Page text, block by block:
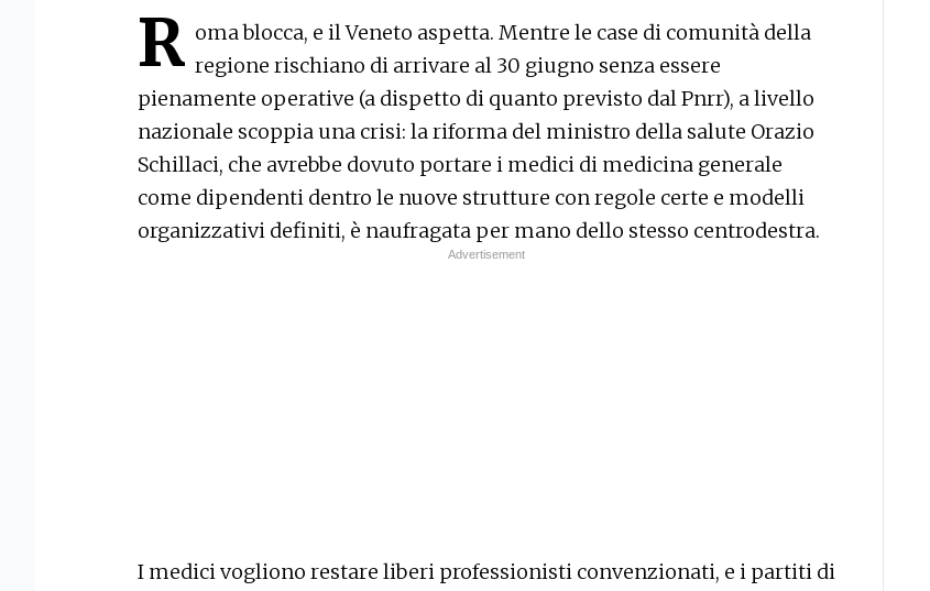
R oma blocca, e il Veneto aspetta. Mentre le case di comunità della
regione rischiano di arrivare al 30 giugno senza essere
pienamente operative (a dispetto di quanto previsto dal Pnrr), a livello
nazionale scoppia una crisi: la riforma del ministro della salute Orazio
Schillaci, che avrebbe dovuto portare i medici di medicina generale
come dipendenti dentro le nuove strutture con regole certe e modelli
organizzativi definiti, è naufragata per mano dello stesso centrodestra.
I medici vogliono restare liberi professionisti convenzionati, e i partiti di